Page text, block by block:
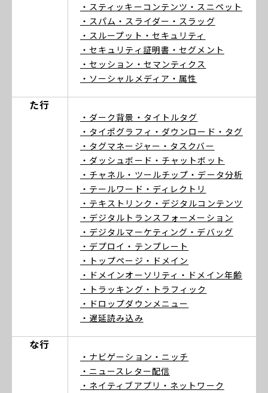
・スティッキーコンテンツ ・スニペット
・スパム ・スライダー ・スラッグ
・スループット ・セキュリティ
・セキュリティ証明書 ・セグメント
・セッション ・セマンティクス
・ソーシャルメディア ・属性
た行
・ダーク背景 ・タイトルタグ
・タイポグラフィ ・ダウンロード ・タグ
・タグマネージャー ・タスクバー
・ダッシュボード ・チャットボット
・チャネル ・ツールチップ ・データ分析
・テールワード ・ディレクトリ
・テキストリンク ・デジタルコンテンツ
・デジタルトランスフォーメーション
・デジタルマーケティング ・デバッグ
・デプロイ ・テンプレート
・トップページ ・ドメイン
・ドメインオーソリティ ・ドメイン年齢
・トラッキング ・トラフィック
・ドロップダウンメニュー
・遅延読み込み
な行
・ナビゲーション ・ニッチ
・ニュースレター配信
・ネイティブアプリ ・ネットワーク